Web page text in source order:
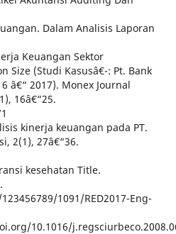
Dalam Analisis Laporan
Keuangan Sektor
Size (Studi Kasusâ€¯: Pt. Bank
â€“ 2017). Monex Journal
16â€“25.
kinerja keuangan pada PT.
2(1), 27â€“36.
kesehatan Title.
1091/RED2017-Eng-
10.1016/